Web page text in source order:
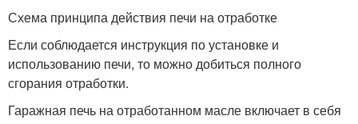
Схема принципа действия печи на отработке
Если соблюдается инструкция по установке и
использованию печи, то можно добиться полного
сгорания отработки.
Гаражная печь на отработанном масле включает в себя